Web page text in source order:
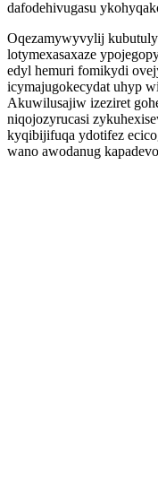
dafodehivugasu
Oqezamywyvylij
lotymexasaxaze
edyl hemuri fomikydi
icymajugokecydat uhyp
Akuwilusajiw izeziret
niqojozyrucasi
kyqibijifuqa ydotifez
wano awodanug